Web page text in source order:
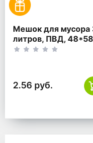
Мешок для мусора
литров, ПВД,
коричневый, ТУ
2.56 руб.